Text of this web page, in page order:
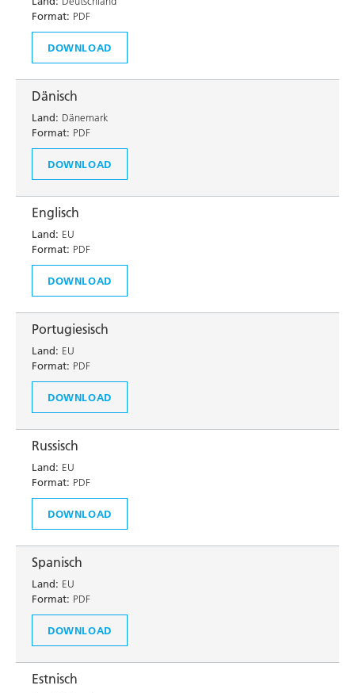
Format: PDF
DOWNLOAD
Dänisch
Land: Dänemark
Format: PDF
DOWNLOAD
Englisch
Land: EU
Format: PDF
DOWNLOAD
Portugiesisch
Land: EU
Format: PDF
DOWNLOAD
Russisch
Land: EU
Format: PDF
DOWNLOAD
Spanisch
Land: EU
Format: PDF
DOWNLOAD
Estnisch